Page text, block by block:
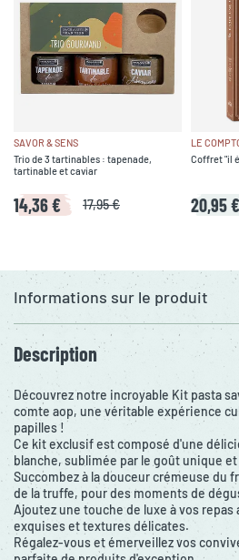
SAVOR & SENS
Trio de 3 tartinables : tapenade,
tartinable et caviar
14,36 € 17,95 €
LE
Coffret "il
20,95 €
Informations sur le produit
Description
Découvrez notre incroyable Kit pasta
comte aop, une véritable expérience
papilles !
Ce kit exclusif est composé d'une
blanche, sublimée par le goût unique
Succombez à la douceur crémeuse du
de la truffe, pour des moments de
Ajoutez une touche de luxe à vos
exquises et textures délicates.
Régalez-vous et émerveillez vos